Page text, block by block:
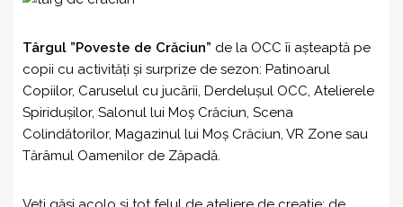
Târgul ”Poveste de Crăciun” de la OCC îi așteaptă pe
copii cu activități și surprize de sezon: Patinoarul
Copiilor, Caruselul cu jucării, Derdelușul OCC, Atelierele
Spiridușilor, Salonul lui Moș Crăciun, Scena
Colindătorilor, Magazinul lui Moș Crăciun, VR Zone sau
Tărâmul Oamenilor de Zăpadă.